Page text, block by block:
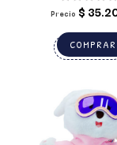
Precio $
COMPRAR